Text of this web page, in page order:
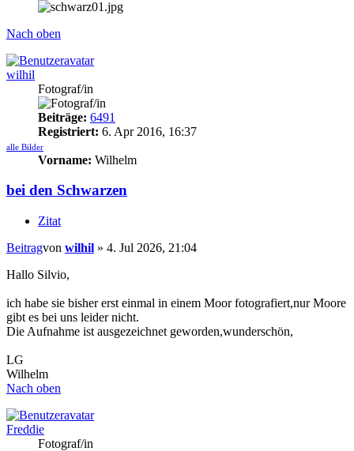
Nach oben
wilhil
Fotograf/in
Beiträge: 6491
Registriert: 6. Apr 2016, 16:37
alle Bilder
Vorname: Wilhelm
bei den Schwarzen
Zitat
Beitragvon wilhil » 4. Jul 2026, 21:04
Hallo Silvio,
ich habe sie bisher erst einmal in einem Moor fotografiert,nur Moore
gibt es bei uns leider nicht.
Die Aufnahme ist ausgezeichnet geworden,wunderschön,
LG
Wilhelm
Nach oben
Freddie
Fotograf/in